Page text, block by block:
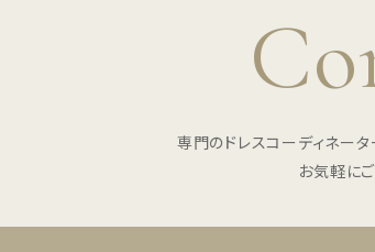
専門のドレスコーディネー
お気軽に